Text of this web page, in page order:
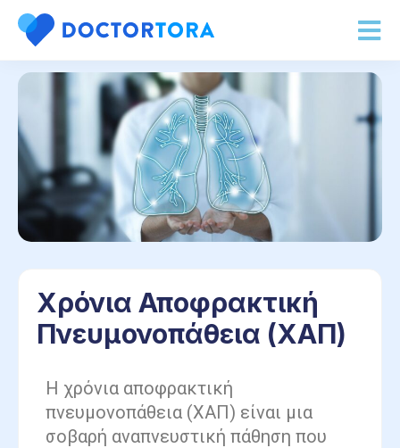
Χρόνια Αποφρακτική
Πνευμονοπάθεια (ΧΑΠ)
Η χρόνια αποφρακτική
πνευμονοπάθεια (ΧΑΠ) είναι μια
σοβαρή αναπνευστική πάθηση που